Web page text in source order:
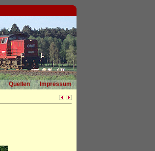
Quellen
Impressum